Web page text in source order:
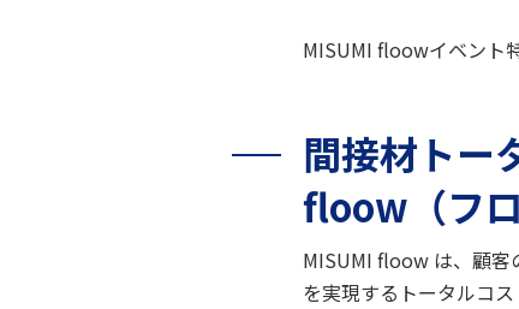
MISUMI floowイベント
間接材トー
floow（フロ
MISUMI floow は、顧客
を実現するトータルコ